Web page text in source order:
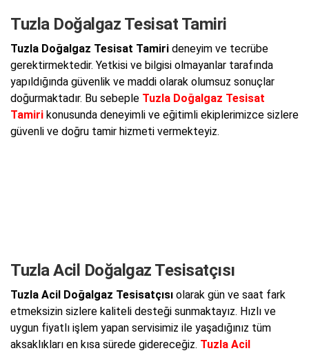
Tuzla Doğalgaz Tesisat Tamiri
Tuzla Doğalgaz Tesisat Tamiri deneyim ve tecrübe
gerektirmektedir. Yetkisi ve bilgisi olmayanlar tarafında
yapıldığında güvenlik ve maddi olarak olumsuz sonuçlar
doğurmaktadır. Bu sebeple Tuzla Doğalgaz Tesisat
Tamiri konusunda deneyimli ve eğitimli ekiplerimizce sizlere
güvenli ve doğru tamir hizmeti vermekteyiz.
Tuzla Acil Doğalgaz Tesisatçısı
Tuzla Acil Doğalgaz Tesisatçısı olarak gün ve saat fark
etmeksizin sizlere kaliteli desteği sunmaktayız. Hızlı ve
uygun fiyatlı işlem yapan servisimiz ile yaşadığınız tüm
aksaklıkları en kısa sürede gidereceğiz. Tuzla Acil